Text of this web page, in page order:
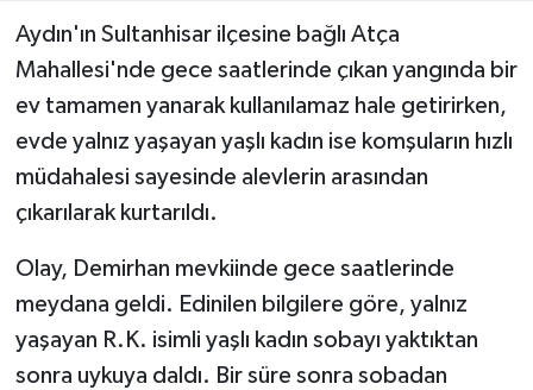
Aydın'ın Sultanhisar ilçesine bağlı Atça
Mahallesi'nde gece saatlerinde çıkan yangında bir
ev tamamen yanarak kullanılamaz hale getirirken,
evde yalnız yaşayan yaşlı kadın ise komşuların hızlı
müdahalesi sayesinde alevlerin arasından
çıkarılarak kurtarıldı.
Olay, Demirhan mevkiinde gece saatlerinde
meydana geldi. Edinilen bilgilere göre, yalnız
yaşayan R.K. isimli yaşlı kadın sobayı yaktıktan
sonra uykuya daldı. Bir süre sonra sobadan